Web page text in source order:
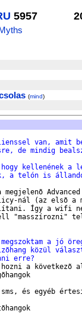
5957
(mind)
van, amit
de mindig
kellenének a
a telón is
nál (az elsõ a
Így a wifi
"masszírozni"
a jó
közül
erre?
a következõ
és egyéb